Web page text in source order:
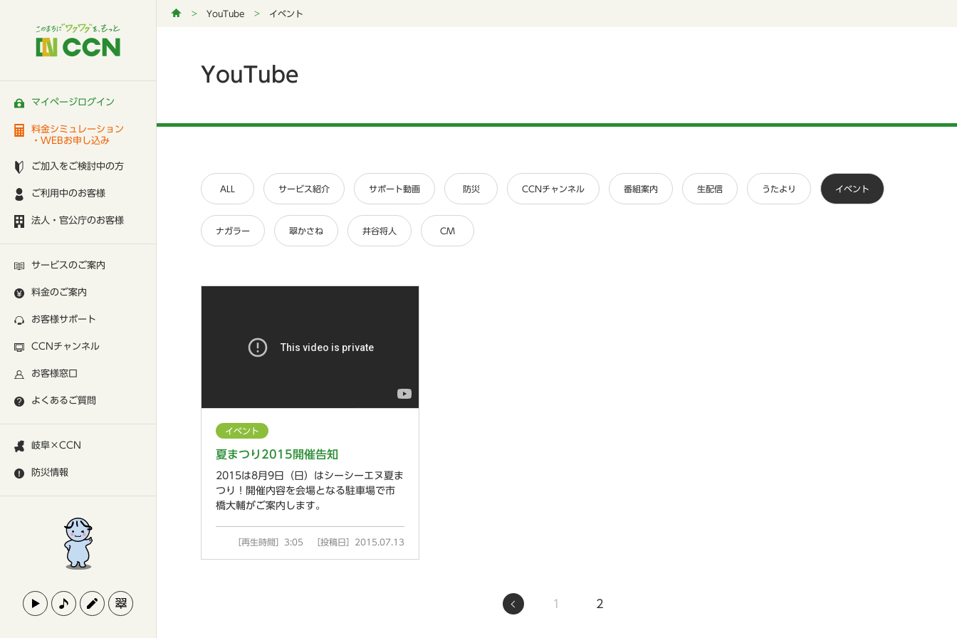
マイページログイン
料金シミュレーション
・WEBお申し込み
ご加入をご検討中の方
ご利用中のお客様
法人・官公庁のお客様
サービスのご案内
料金のご案内
お客様サポート
CCNチャンネル
お客様窓口
よくあるご質問
岐阜×CCN
防災情報
YouTube イベント
YouTube
ALL サービス紹介 サポート動画 防災 CCNチャンネル 番組案内 生配信 うたより イベント
ナガラー 翠かさね 井谷将人 CM
イベント
夏まつり2015開催告知
2015は8月9日（日）はシーシーエヌ夏ま
つり！開催内容を会場となる駐車場で市
橋大輔がご案内します。
［再生時間］3:05 ［投稿日］2015.07.13
1 2